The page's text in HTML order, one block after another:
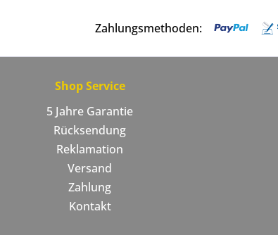
Zahlungsmethoden:
Shop Service
5 Jahre Garantie
Rücksendung
Reklamation
Versand
Zahlung
Kontakt